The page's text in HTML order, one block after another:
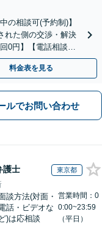
の相談可(予約制)】
れた側の交渉・解決
0円】【電話相談で
料金表を見る
ルでお問い合わせ
護士 東京都
談方法(対面・
話・ビデオな
ど)は応相談
営業時間：0
0:00~23:59
（平日）